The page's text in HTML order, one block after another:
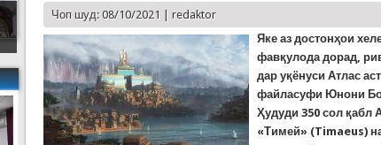
Чоп шуд: 08/10/2021 |redaktor
Яке аз достонҳои
фавқулода дорад,
дар уқёнуси Атлас
файласуфи Юнони
Ҳудуди 350 сол қабл
«Тимей» (Timaeus)